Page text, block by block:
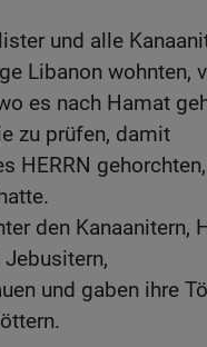
und alle
Libanon wohnten,
es nach Hamat
zu prüfen, damit
HERRN
den Kanaanitern,
und gaben ihre